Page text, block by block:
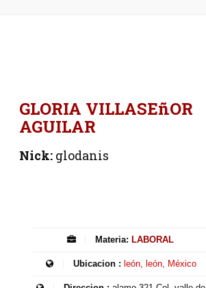
GLORIA VILLASEñOR
AGUILAR
Nick:glodanis
Materia: LABORAL
Ubicacion : león, león, México